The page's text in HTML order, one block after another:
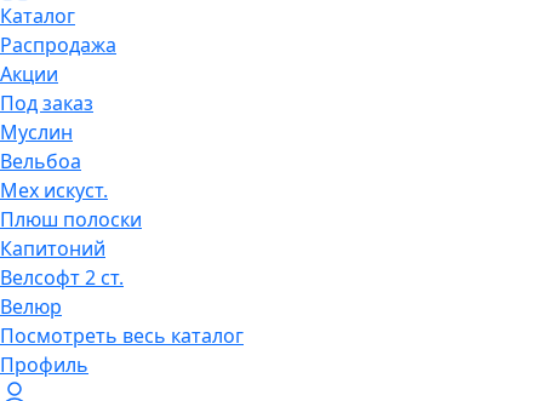
Каталог
Распродажа
Акции
Под заказ
Муслин
Вельбоа
Мех искуст.
Плюш полоски
Капитоний
Велсофт 2 ст.
Велюр
Посмотреть весь каталог
Профиль